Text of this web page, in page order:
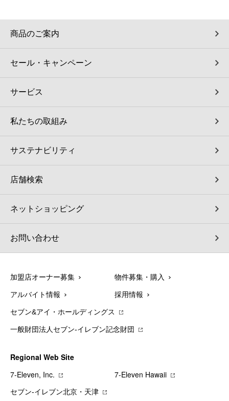
商品のご案内
セール・キャンペーン
サービス
私たちの取組み
サステナビリティ
店舗検索
ネットショッピング
お問い合わせ
加盟店オーナー募集 物件募集・購入
アルバイト情報 採用情報
セブン&アイ・ホールディングス
一般財団法人セブン-イレブン記念財団
Regional Web Site
7‐Eleven, Inc.
7‐Eleven Hawaii
セブン‐イレブン北京・天津